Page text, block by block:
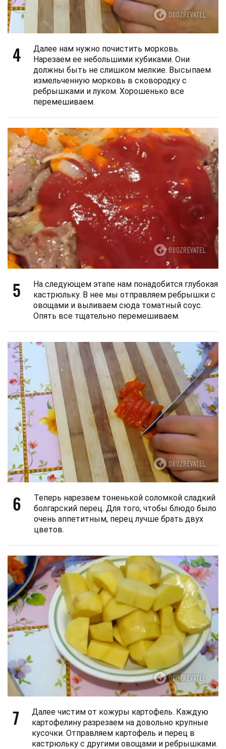
4
Далее нам нужно почистить морковь.
Нарезаем ее небольшими кубиками. Они
должны быть не слишком мелкие. Высыпаем
измельченную морковь в сковородку с
ребрышками и луком. Хорошенько все
перемешиваем.
5
На следующем этапе нам понадобится глубокая
кастрюльку. В нее мы отправляем ребрышки с
овощами и выливаем сюда томатный соус.
Опять все тщательно перемешиваем.
6
Теперь нарезаем тоненькой соломкой сладкий
болгарский перец. Для того, чтобы блюдо было
очень аппетитным, перец лучше брать двух
цветов.
7
Далее чистим от кожуры картофель. Каждую
картофелину разрезаем на довольно крупные
кусочки. Отправляем картофель и перец в
кастрюльку с другими овощами и ребрышками.